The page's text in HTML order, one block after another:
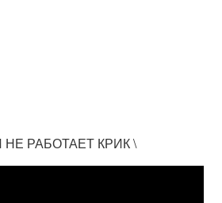
РАБОТАЕТ КРИК \